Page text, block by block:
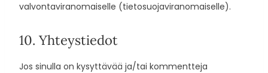
valvontaviranomaiselle (tietosuojaviranomaiselle).
10. Yhteystiedot
Jos sinulla on kysyttävää ja/tai kommentteja